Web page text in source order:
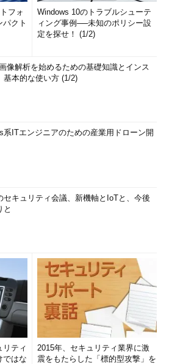
フォ
クト
Windows 10のトラブルシューテ
ィング事例──未知のポリシー設
定を探せ！ (1/2)
像解析を始めるための基礎知識とインス
基本的な使い方 (1/2)
系ITエンジニアのための産業用ドローン開
セキュリティ会議、新機軸とIoTと、今後
と
リティ
ではな
2015年、セキュリティ業界に激
震をもたらした「標的型攻撃」を